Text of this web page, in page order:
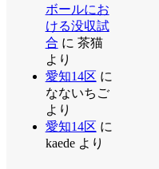
ボールにお
ける没収試
合 に 茶猫
より
愛知14区 に
なないちご
より
愛知14区 に
kaedeより